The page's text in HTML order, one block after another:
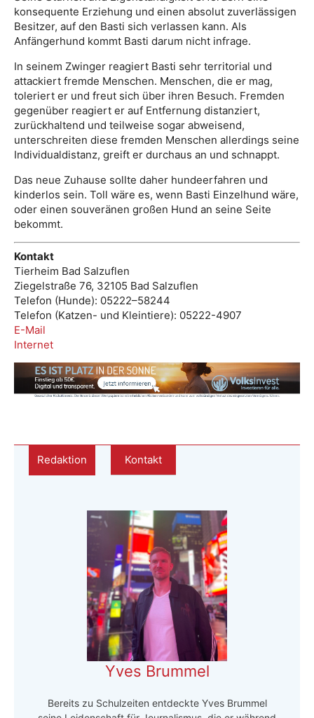
konsequente Erziehung und einen absolut zuverlässigen
Besitzer, auf den Basti sich verlassen kann. Als
Anfängerhund kommt Basti darum nicht infrage.
In seinem Zwinger reagiert Basti sehr territorial und
attackiert fremde Menschen. Menschen, die er mag,
toleriert er und freut sich über ihren Besuch. Fremden
gegenüber reagiert er auf Entfernung distanziert,
zurückhaltend und teilweise sogar abweisend,
unterschreiten diese fremden Menschen allerdings seine
Individualdistanz, greift er durchaus an und schnappt.
Das neue Zuhause sollte daher hundeerfahren und
kinderlos sein. Toll wäre es, wenn Basti Einzelhund wäre,
oder einen souveränen großen Hund an seine Seite
bekommt.
Kontakt
Tierheim Bad Salzuflen
Ziegelstraße 76, 32105 Bad Salzuflen
Telefon (Hunde): 05222–58244
Telefon (Katzen- und Kleintiere): 05222-4907
E-Mail
Internet
Redaktion Kontakt
Yves Brummel
Bereits zu Schulzeiten entdeckte Yves Brummel